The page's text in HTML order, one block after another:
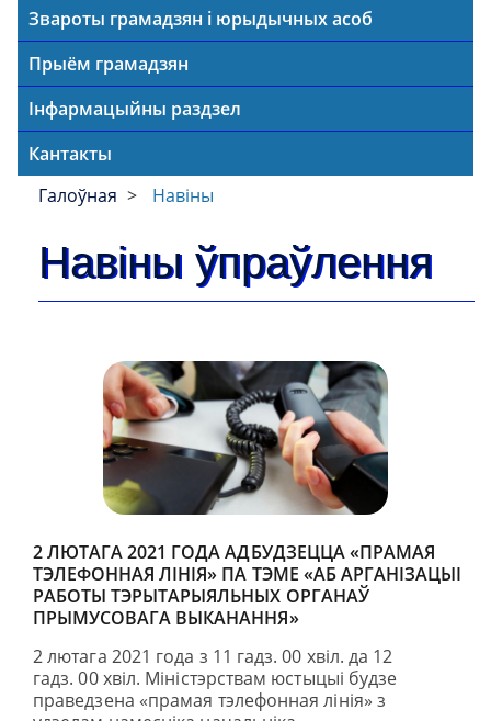
Звароты грамадзян і юрыдычных асоб
Прыём грамадзян
Інфармацыйны раздзел
Кантакты
Галоўная
Навіны
Навіны ўпраўлення
2 ЛЮТАГА 2021 ГОДА АДБУДЗЕЦЦА «ПРАМАЯ
ТЭЛЕФОННАЯ ЛІНІЯ» ПА ТЭМЕ «АБ АРГАНІЗАЦЫІ
РАБОТЫ ТЭРЫТАРЫЯЛЬНЫХ ОРГАНАЎ
ПРЫМУСОВАГА ВЫКАНАННЯ»
2 лютага 2021 года з 11 гадз. 00 хвіл. да 12
гадз. 00 хвіл. Міністэрствам юстыцыі будзе
праведзена «прамая тэлефонная лінія» з